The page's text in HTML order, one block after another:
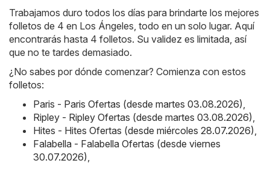
Trabajamos duro todos los días para brindarte los mejores
folletos de 4 en Los Ángeles, todo en un solo lugar. Aquí
encontrarás hasta 4 folletos. Su validez es limitada, así
que no te tardes demasiado.
¿No sabes por dónde comenzar? Comienza con estos
folletos:
Paris - Paris Ofertas (desde martes 03.08.2026)
Ripley - Ripley Ofertas (desde martes 03.08.2026)
Hites - Hites Ofertas (desde miércoles 28.07.2026)
Falabella - Falabella Ofertas (desde viernes
30.07.2026)